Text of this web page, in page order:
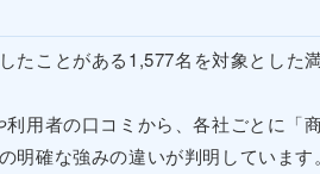
たことがある1,577名を対象とした
用者の口コミから、各社ごとに「
確な強みの違いが判明しています。